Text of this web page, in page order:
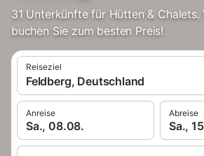
31 Unterkünfte für Hütten & Chalets.
buchen Sie zum besten Preis!
Reiseziel
Feldberg, Deutschland
Anreise
Sa., 08.08.
Abreise
Sa.,